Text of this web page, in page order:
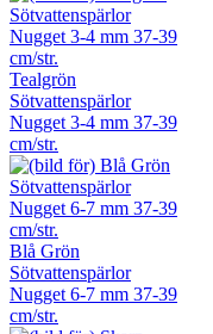
Tealgrön
Sötvattenspärlor
Nugget 3-4 mm 37-39
cm/str.
Blå Grön
Sötvattenspärlor
Nugget 6-7 mm 37-39
cm/str.